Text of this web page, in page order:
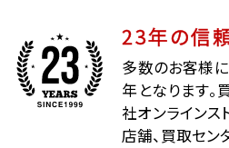
23年の信
多数のお客様
年となります。
社オンラインス
店舗、買取セン